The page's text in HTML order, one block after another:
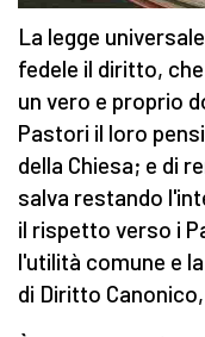
La legge
fedele il diritto,
un vero e proprio
Pastori il loro
della Chiesa; e di
salva restando
il rispetto verso i
l'utilità comune e
di Diritto Canonico,